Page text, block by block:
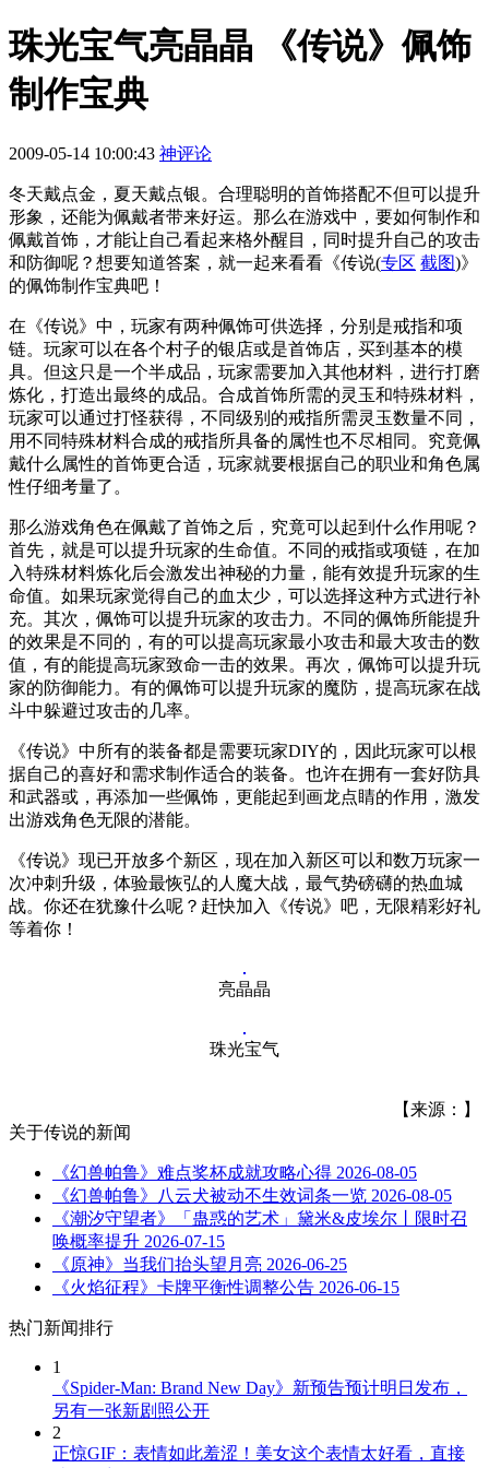
珠光宝气亮晶晶 《传说》佩饰
制作宝典
2009-05-14 10:00:43 神评论
冬天戴点金，夏天戴点银。合理聪明的首饰搭配不但可以提升
形象，还能为佩戴者带来好运。那么在游戏中，要如何制作和
佩戴首饰，才能让自己看起来格外醒目，同时提升自己的攻击
和防御呢？想要知道答案，就一起来看看《传说(专区 截图)》
的佩饰制作宝典吧！
在《传说》中，玩家有两种佩饰可供选择，分别是戒指和项
链。玩家可以在各个村子的银店或是首饰店，买到基本的模
具。但这只是一个半成品，玩家需要加入其他材料，进行打磨
炼化，打造出最终的成品。合成首饰所需的灵玉和特殊材料，
玩家可以通过打怪获得，不同级别的戒指所需灵玉数量不同，
用不同特殊材料合成的戒指所具备的属性也不尽相同。究竟佩
戴什么属性的首饰更合适，玩家就要根据自己的职业和角色属
性仔细考量了。
那么游戏角色在佩戴了首饰之后，究竟可以起到什么作用呢？
首先，就是可以提升玩家的生命值。不同的戒指或项链，在加
入特殊材料炼化后会激发出神秘的力量，能有效提升玩家的生
命值。如果玩家觉得自己的血太少，可以选择这种方式进行补
充。其次，佩饰可以提升玩家的攻击力。不同的佩饰所能提升
的效果是不同的，有的可以提高玩家最小攻击和最大攻击的数
值，有的能提高玩家致命一击的效果。再次，佩饰可以提升玩
家的防御能力。有的佩饰可以提升玩家的魔防，提高玩家在战
斗中躲避过攻击的几率。
《传说》中所有的装备都是需要玩家DIY的，因此玩家可以根
据自己的喜好和需求制作适合的装备。也许在拥有一套好防具
和武器或，再添加一些佩饰，更能起到画龙点睛的作用，激发
出游戏角色无限的潜能。
《传说》现已开放多个新区，现在加入新区可以和数万玩家一
次冲刺升级，体验最恢弘的人魔大战，最气势磅礴的热血城
战。你还在犹豫什么呢？赶快加入《传说》吧，无限精彩好礼
等着你！
亮晶晶
珠光宝气
【来源：】
关于传说的新闻
《幻兽帕鲁》难点奖杯成就攻略心得 2026-08-05
《幻兽帕鲁》八云犬被动不生效词条一览 2026-08-05
《潮汐守望者》「蛊惑的艺术」黛米&皮埃尔丨限时召
唤概率提升 2026-07-15
《原神》当我们抬头望月亮 2026-06-25
《火焰征程》卡牌平衡性调整公告 2026-06-15
热门新闻排行
1
《Spider-Man: Brand New Day》新预告预计明日发布，
另有一张新剧照公开
2
正惊GIF：表情如此羞涩！美女这个表情太好看，直接